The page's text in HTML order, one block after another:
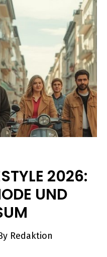
2026:
UND
Redaktion